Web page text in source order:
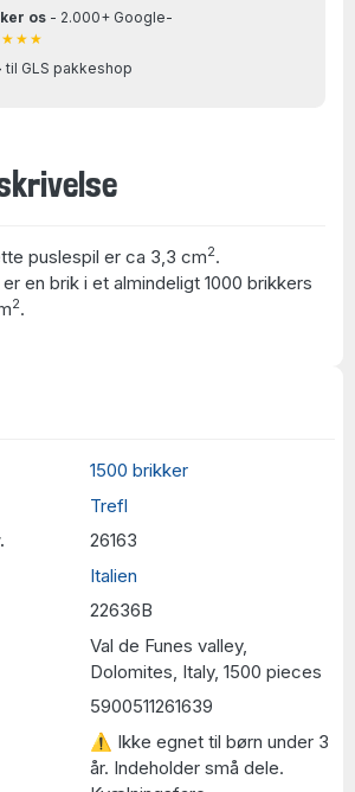
1500 brikker
Trefl
26163
Italien
22636B
Val de Funes valley,
Dolomites, Italy, 1500 pieces
5900511261639
⚠ Ikke egnet til børn under 3
år. Indeholder små dele.
os- 2.000+ Google-
til GLS pakkeshop
puslespil er ca 3,3 cm2.
en brik i et almindeligt 1000 brikkers
2.